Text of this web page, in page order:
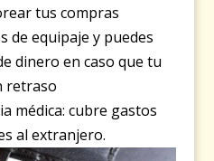
tus compras
de equipaje y puedes
dinero en caso que tu
retraso
médica: cubre gastos
al extranjero.